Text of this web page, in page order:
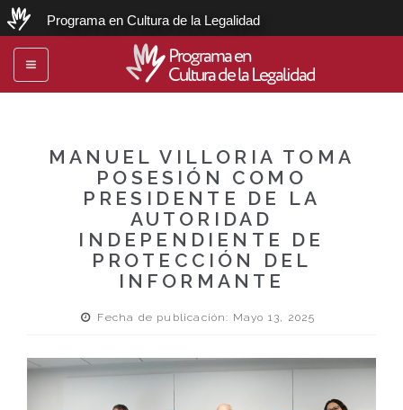
Programa en Cultura de la Legalidad
Toggle
navigation
Programa en
Cultura de la Legalidad
MANUEL VILLORIA TOMA
POSESIÓN COMO
PRESIDENTE DE LA
AUTORIDAD
INDEPENDIENTE DE
PROTECCIÓN DEL
INFORMANTE
Fecha de publicación: Mayo 13, 2025